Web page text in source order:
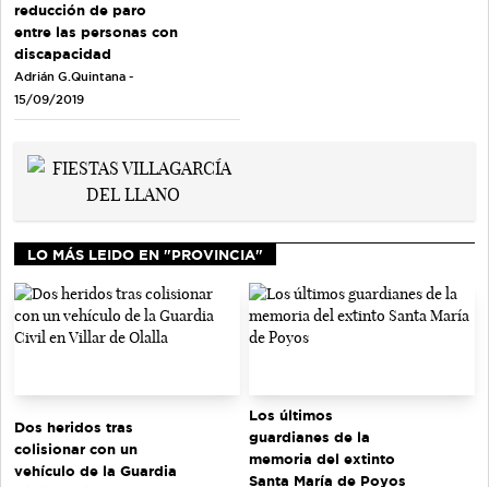
reducción de paro
entre las personas con
discapacidad
Adrián G.Quintana -
15/09/2019
LO MÁS LEIDO EN "PROVINCIA"
Dos heridos tras
colisionar con un
vehículo de la Guardia
Los últimos
guardianes de la
memoria del extinto
Santa María de Poyos